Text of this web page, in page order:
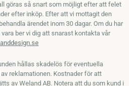
göras så snart som möjligt efter att felet
efter inköp. Efter att vi mottagit den
ärendet inom 30 dagar. Om du har
ber vi dig att snarast kontakta vår
hållas skadelös för eventuella
reklamationen. Kostnader för att
av Weland AB. Notera att du som kund i